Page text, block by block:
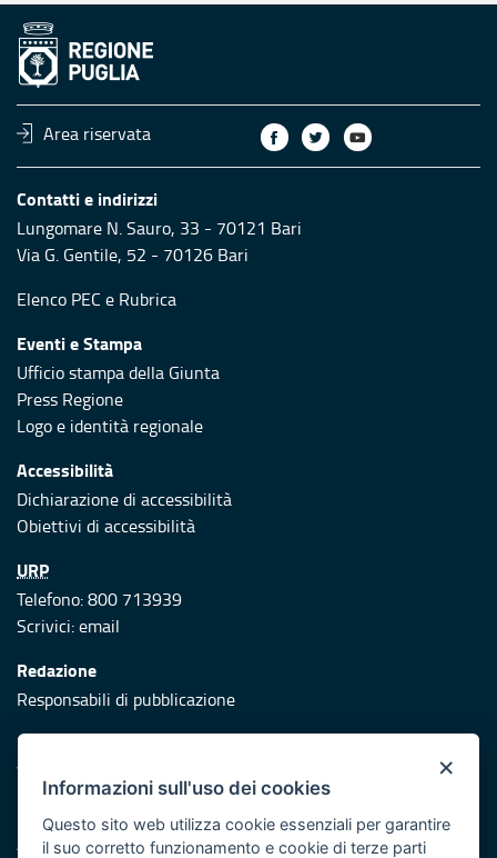
Area riservata
Contatti e indirizzi
Lungomare N. Sauro, 33 - 70121 Bari
Via G. Gentile, 52 - 70126 Bari
Elenco PEC e Rubrica
Eventi e Stampa
Ufficio stampa della Giunta
Press Regione
Logo e identità regionale
Accessibilità
Dichiarazione di accessibilità
Obiettivi di accessibilità
URP
Telefono: 800 713939
Scrivici:email
Redazione
Responsabili di pubblicazione
Protezione civile
Vai al sito di Protezione Civile Puglia
Iniziativa finanziata con risorse del POR Puglia 2014/2020 -
Asse XI
×
Informazioni sull'uso dei cookies
Questo sito web utilizza cookie essenziali per garantire
il suo corretto funzionamento e cookie di terze parti